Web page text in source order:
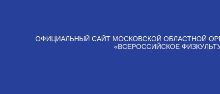
ОФИЦИАЛЬНЫЙ САЙТ МОСКОВСКОЙ ОБЛАСТНОЙ
«ВСЕРОССИЙСКОЕ